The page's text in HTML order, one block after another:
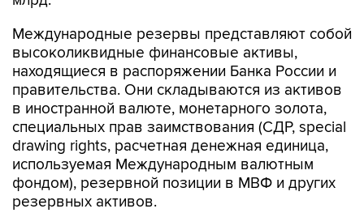
Международные резервы представляют собой
высоколиквидные финансовые активы,
находящиеся в распоряжении Банка России и
правительства. Они складываются из активов
в иностранной валюте, монетарного золота,
специальных прав заимствования (СДР, special
drawing rights, расчетная денежная единица,
используемая Международным валютным
фондом), резервной позиции в МВФ и других
резервных активов.